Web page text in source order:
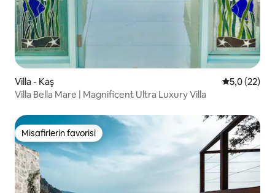
Villa - Kaş 5 üzerinden
5,0 (22)
Villa Bella Mare | Magnificent Ultra Luxury Villa
Misafirlerin favorisi
Misafirlerin favorisi